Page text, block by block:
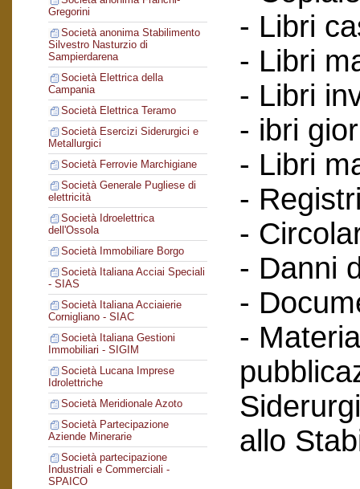
Gregorini
Società anonima Stabilimento
Silvestro Nasturzio di
Sampierdarena
Società Elettrica della
Campania
Società Elettrica Teramo
Società Esercizi Siderurgici e
Metallurgici
Società Ferrovie Marchigiane
Società Generale Pugliese di
elettricità
Società Idroelettrica
dell'Ossola
Società Immobiliare Borgo
Società Italiana Acciai Speciali
- SIAS
Società Italiana Acciaierie
Cornigliano - SIAC
Società Italiana Gestioni
Immobiliari - SIGIM
Società Lucana Imprese
Idrolettriche
Società Meridionale Azoto
Società Partecipazione
Aziende Minerarie
Società partecipazione
Industriali e Commerciali -
SPAICO
- Libri
- Libri
- Libri
- ibri
- Libri
-
-
- Danni
-
-
allo